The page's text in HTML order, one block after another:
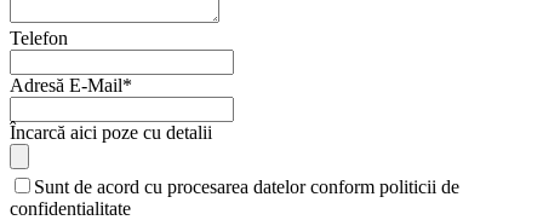
Telefon
Adresă E-Mail*
Încarcă aici poze cu detalii
Sunt de acord cu procesarea datelor conform politicii de
confidentialitate